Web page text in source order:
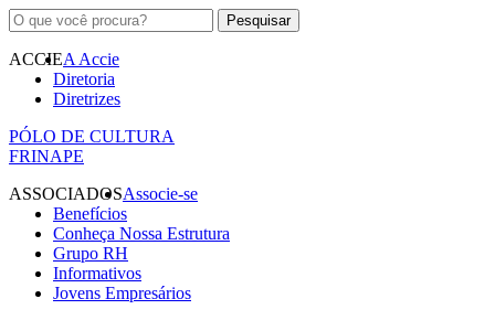
ACCIEA Accie
Diretoria
Diretrizes
PÓLO DE CULTURA
FRINAPE
ASSOCIADOSAssocie-se
Benefícios
Conheça Nossa Estrutura
Grupo RH
Informativos
Jovens Empresários